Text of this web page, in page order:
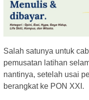
Salah satunya untuk
pemusatan latihan
nantinya, setelah usai
berangkat ke PON XXI.